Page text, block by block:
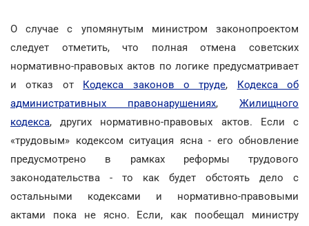
О случае с упомянутым министром законопроектом
следует отметить, что полная отмена советских
нормативно-правовых актов по логике предусматривает
и отказ от Кодекса законов о труде, Кодекса об
административных правонарушениях, Жилищного
кодекса, других нормативно-правовых актов. Если с
«трудовым» кодексом ситуация ясна - его обновление
предусмотрено в рамках реформы трудового
законодательства - то как будет обстоять дело с
остальными кодексами и нормативно-правовыми
актами пока не ясно. Если, как пообещал министру